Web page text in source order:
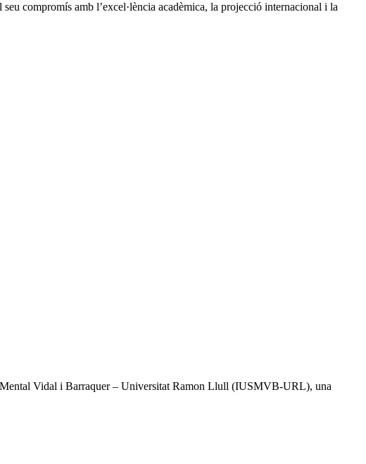
compromís amb l’excel·lència acadèmica, la projecció internacional i la
Mental Vidal i Barraquer – Universitat Ramon Llull (IUSMVB-URL), una